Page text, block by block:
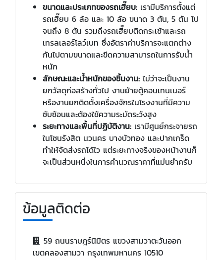
ขนาดและประเภทของรถเฮี๊ยบ: เรามีบริการตั้งแต่
รถเฮี๊ยบ 6 ล้อ และ 10 ล้อ ขนาด 3 ตัน, 5 ตัน ไป
จนถึง 8 ตัน รวมถึงรถเฮี๊ยบติดกระเช้าและรถ
เทรลเลอร์โลว์เบท ซึ่งอัตราค่าบริการจะแตกต่าง
กันไปตามขนาดและขีดความสามารถในการรับน้ำ
หนัก
ลักษณะและน้ำหนักของชิ้นงาน: ไม่ว่าจะเป็นงาน
ยกวัสดุก่อสร้างทั่วไป งานย้ายตู้คอนเทนเนอร์
หรืองานยกติดตั้งเครื่องจักรในโรงงานที่มีความ
ซับซ้อนและต้องใช้ความระมัดระวังสูง
ระยะทางและพื้นที่ปฏิบัติงาน: เรามีศูนย์กระจายรถ
ในโซนรังสิต นวนคร บางบัวทอง และปากเกร็ด
ทำให้จัดส่งรถได้ไว แต่ระยะทางจริงของหน้างานก็
จะเป็นส่วนหนึ่งในการคำนวณราคาที่แม่นยำครับ
ข้อมูลติดต่อ
59 ถนนราษฎร์นิมิตร แขวงสามวาตะวันออก
เขตคลองสามวา กรุงเทพมหานคร 10510